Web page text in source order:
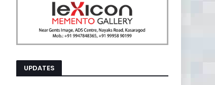
UPDATES